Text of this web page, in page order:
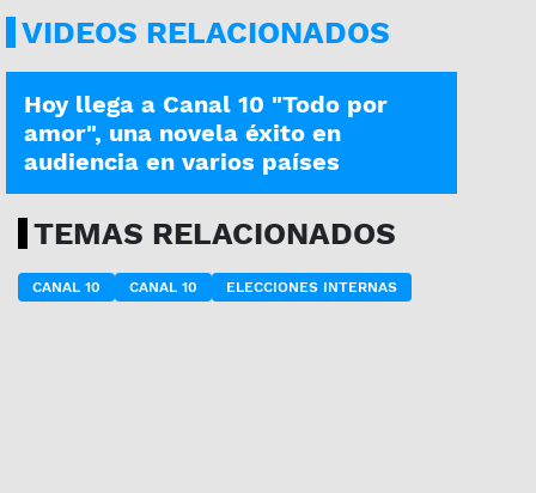
VIDEOS RELACIONADOS
GRAN ESTRENO
Hoy llega a Canal 10 "Todo por
amor", una novela éxito en
audiencia en varios países
TEMAS RELACIONADOS
CANAL 10 CANAL 10 ELECCIONES INTERNAS